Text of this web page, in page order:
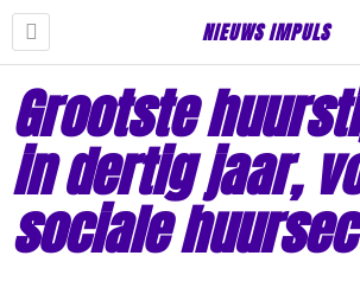
NIEUWS IMPULS
Grootste
in dertig jaar,
sociale